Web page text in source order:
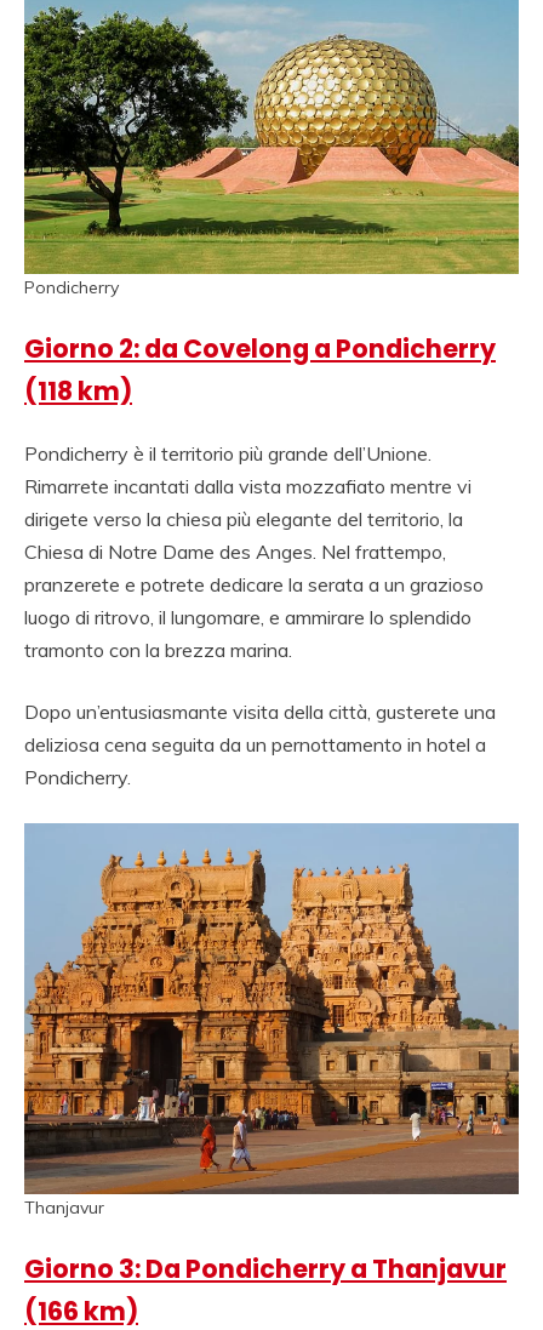
Pondicherry
Giorno 2: da Covelong a Pondicherry
(118 km)
Pondicherry è il territorio più grande dell’Unione.
Rimarrete incantati dalla vista mozzafiato mentre vi
dirigete verso la chiesa più elegante del territorio, la
Chiesa di Notre Dame des Anges. Nel frattempo,
pranzerete e potrete dedicare la serata a un grazioso
luogo di ritrovo, il lungomare, e ammirare lo splendido
tramonto con la brezza marina.
Dopo un’entusiasmante visita della città, gusterete una
deliziosa cena seguita da un pernottamento in hotel a
Pondicherry.
Thanjavur
Giorno 3: Da Pondicherry a Thanjavur
(166 km)